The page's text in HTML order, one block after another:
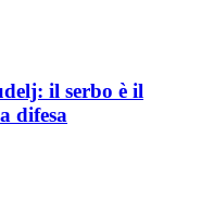
il serbo è il
difesa